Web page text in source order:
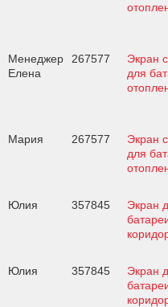
Менеджер
Елена
267577
Экран
для
Мария 267577
Экран
для
Юлия 357845
Экран
Юлия 357845
Экран